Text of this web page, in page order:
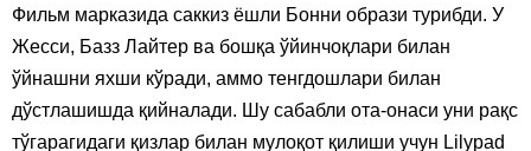
Фильм марказида саккиз ёшли Бонни образи турибди. У
Жесси, Базз Лайтер ва бошқа ўйинчоқлари билан
ўйнашни яхши кўради, аммо тенгдошлари билан
дўстлашишда қийналади. Шу сабабли ота-онаси уни рақс
тўгарагидаги қизлар билан мулоқот қилиши учун Lilypad